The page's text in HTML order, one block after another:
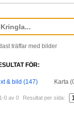
träffar med bilder
FÖR:
& bild (147) Karta
0 av 0 Resultat per sida: